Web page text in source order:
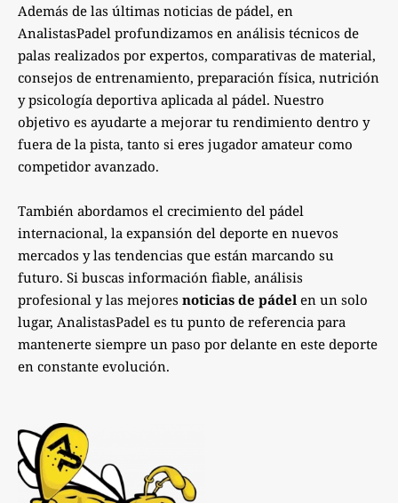
Además de las últimas noticias de pádel, en
AnalistasPadel profundizamos en análisis técnicos de
palas realizados por expertos, comparativas de material,
consejos de entrenamiento, preparación física, nutrición
y psicología deportiva aplicada al pádel. Nuestro
objetivo es ayudarte a mejorar tu rendimiento dentro y
fuera de la pista, tanto si eres jugador amateur como
competidor avanzado.
También abordamos el crecimiento del pádel
internacional, la expansión del deporte en nuevos
mercados y las tendencias que están marcando su
futuro. Si buscas información fiable, análisis
profesional y las mejores noticias de pádel en un solo
lugar, AnalistasPadel es tu punto de referencia para
mantenerte siempre un paso por delante en este deporte
en constante evolución.